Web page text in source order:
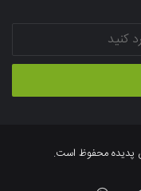
پدیده محفوظ است.